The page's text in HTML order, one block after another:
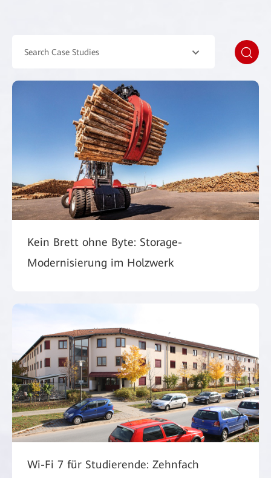
Search Case Studies
Kein Brett ohne Byte: Storage-
Modernisierung im Holzwerk
Wi-Fi 7 für Studierende: Zehnfach